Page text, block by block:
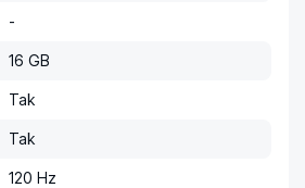
-
16 GB
Tak
Tak
120 Hz